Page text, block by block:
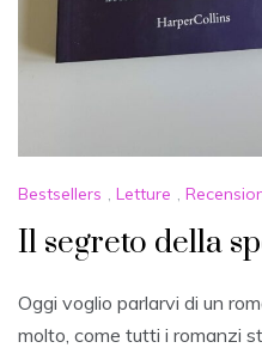
Bestsellers , Letture ,
Il segreto della
Oggi voglio parlarvi di un
molto, come tutti i romanzi